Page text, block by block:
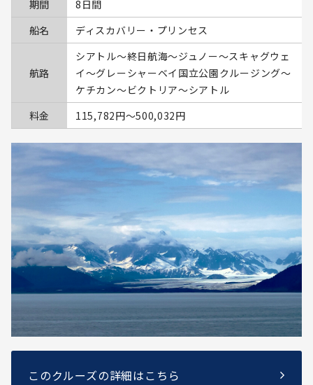
期間
8日間
船名
ディスカバリー・プリンセス
航路
シアトル～終日航海～ジュノー～スキャグウェ
イ～グレーシャーベイ国立公園クルージング～
ケチカン～ビクトリア～シアトル
料金
115,782円〜500,032円
このクルーズの詳細はこちら